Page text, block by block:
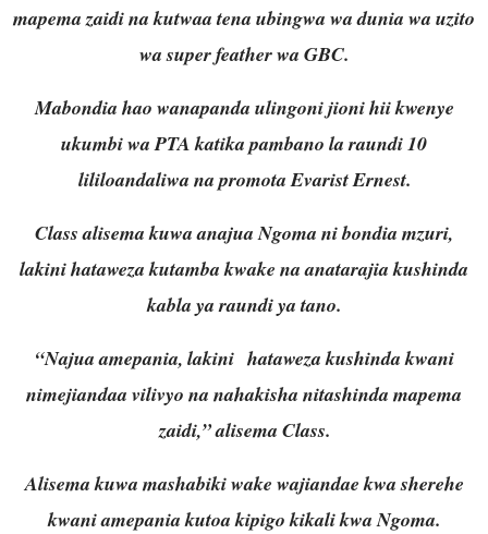
mapema zaidi na kutwaa tena ubingwa wa dunia wa uzito
wa super feather wa GBC.
Mabondia hao wanapanda ulingoni jioni hii kwenye
ukumbi wa PTA katika pambano la raundi 10
lililoandaliwa na promota Evarist Ernest.
Class alisema kuwa anajua Ngoma ni bondia mzuri,
lakini hataweza kutamba kwake na anatarajia kushinda
kabla ya raundi ya tano.
“Najua amepania, lakini hataweza kushinda kwani
nimejiandaa vilivyo na nahakisha nitashinda mapema
zaidi,” alisema Class.
Alisema kuwa mashabiki wake wajiandae kwa sherehe
kwani amepania kutoa kipigo kikali kwa Ngoma.